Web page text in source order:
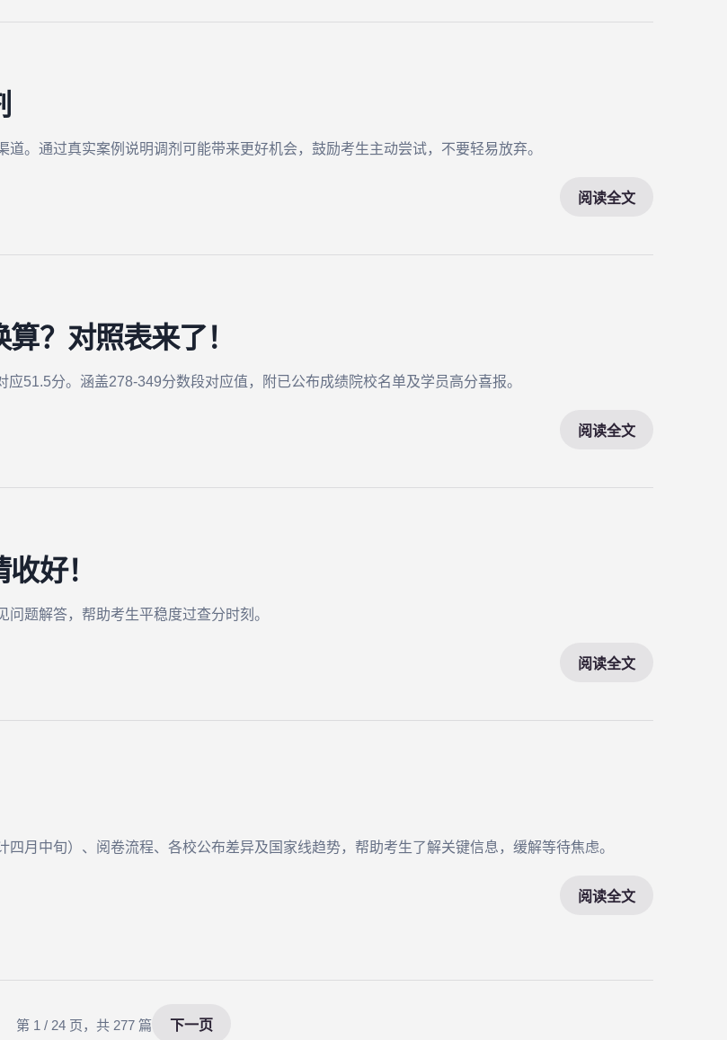
。通过真实案例说明调剂可能带来更好机会，鼓励考生主动尝试，不要轻易放弃。
阅读全文
？对照表来了！
51.5分。涵盖278-349分数段对应值，附已公布成绩院校名单及学员高分喜报。
阅读全文
好！
题解答，帮助考生平稳度过查分时刻。
阅读全文
月中旬）、阅卷流程、各校公布差异及国家线趋势，帮助考生了解关键信息，缓解等待焦虑。
阅读全文
第 1 / 24 页，共 277 篇 下一页